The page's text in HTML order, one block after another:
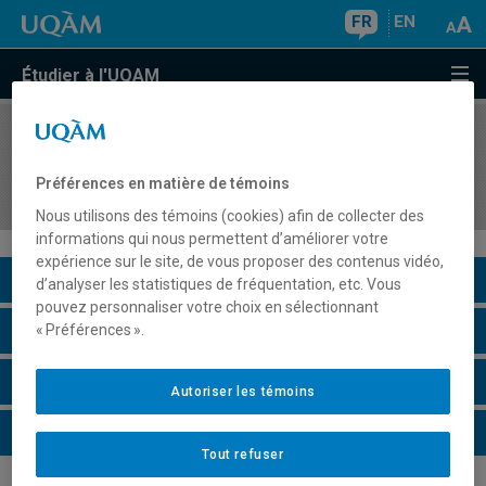
FR EN
Étudier à l'UQAM
COURS//
enseignement
Description du cours
Horaire - Été 2026
Horaire - Automne 2026
Horaire - Hiver 2027
Préférences en matière de témoins
Nous utilisons des témoins (cookies) afin de collecter des
informations qui nous permettent d’améliorer votre
expérience sur le site, de vous proposer des contenus vidéo,
d’analyser les statistiques de fréquentation, etc. Vous
pouvez personnaliser votre choix en sélectionnant
« Préférences ».
Tout refuser
Autoriser les témoins